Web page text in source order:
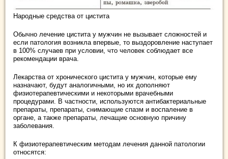
Народные средства от цистита
Обычно лечение цистита у мужчин не вызывает сложностей и
если патология возникла впервые, то выздоровление наступает
в 100% случаев при условии, что человек соблюдает все
рекомендации врача.
Лекарства от хронического цистита у мужчин, которые ему
назначают, будут аналогичными, но их дополняют
физиотерапевтическими и некоторыми врачебными
процедурами. В частности, используются антибактериальные
препараты, препараты, снимающие спазм и воспаление в
органе, а также препараты, лечащие основную причину
заболевания.
К физиотерапевтическим методам лечения данной патологии
относятся: